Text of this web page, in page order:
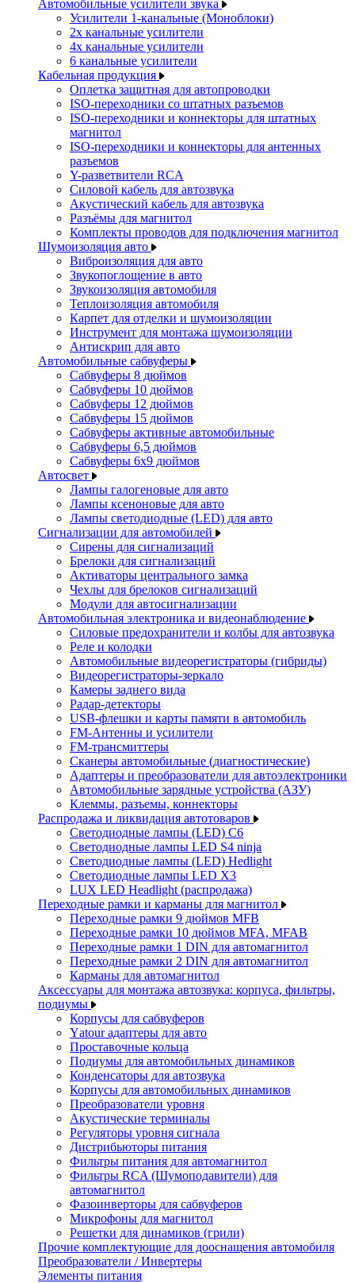
Автомобильные усилители звука
Усилители 1-канальные (Моноблоки)
2х канальные усилители
4х канальные усилители
6 канальные усилители
Кабельная продукция
Оплетка защитная для автопроводки
ISO-переходники со штатных разъемов
ISO-переходники и коннекторы для штатных
магнитол
ISO-переходники и коннекторы для антенных
разъемов
Y-разветвители RCA
Силовой кабель для автозвука
Акустический кабель для автозвука
Разъёмы для магнитол
Комплекты проводов для подключения магнитол
Шумоизоляция авто
Виброизоляция для авто
Звукопоглощение в авто
Звукоизоляция автомобиля
Теплоизоляция автомобиля
Карпет для отделки и шумоизоляции
Инструмент для монтажа шумоизоляции
Антискрип для авто
Автомобильные сабвуферы
Сабвуферы 8 дюймов
Сабвуферы 10 дюймов
Сабвуферы 12 дюймов
Сабвуферы 15 дюймов
Сабвуферы активные автомобильные
Сабвуферы 6,5 дюймов
Сабвуферы 6x9 дюймов
Автосвет
Лампы галогеновые для авто
Лампы ксеноновые для авто
Лампы светодиодные (LED) для авто
Сигнализации для автомобилей
Сирены для сигнализаций
Брелоки для сигнализаций
Активаторы центрального замка
Чехлы для брелоков сигнализаций
Модули для автосигнализации
Автомобильная электроника и видеонаблюдение
Силовые предохранители и колбы для автозвука
Реле и колодки
Автомобильные видеорегистраторы (гибриды)
Видеорегистраторы-зеркало
Камеры заднего вида
Радар-детекторы
USB-флешки и карты памяти в автомобиль
FM-Антенны и усилители
FM-трансмиттеры
Сканеры автомобильные (диагностические)
Адаптеры и преобразователи для автоэлектроники
Автомобильные зарядные устройства (АЗУ)
Клеммы, разъемы, коннекторы
Распродажа и ликвидация автотоваров
Светодиодные лампы (LED) C6
Светодиодные лампы LED S4 ninja
Светодиодные лампы (LED) Hedlight
Светодиодные лампы LED X3
LUX LED Headlight (распродажа)
Переходные рамки и карманы для магнитол
Переходные рамки 9 дюймов MFB
Переходные рамки 10 дюймов MFA, MFAB
Переходные рамки 1 DIN для автомагнитол
Переходные рамки 2 DIN для автомагнитол
Карманы для автомагнитол
Аксессуары для монтажа автозвука: корпуса, фильтры,
подиумы
Корпусы для сабвуферов
Yаtour адаптеры для авто
Проставочные кольца
Подиумы для автомобильных динамиков
Конденсаторы для автозвука
Корпусы для автомобильных динамиков
Преобразователи уровня
Акустические терминалы
Регуляторы уровня сигнала
Дистрибьюторы питания
Фильтры питания для автомагнитол
Фильтры RCA (Шумоподавители) для
автомагнитол
Фазоинверторы для сабвуферов
Микрофоны для магнитол
Решетки для динамиков (грили)
Прочие комплектующие для дооснащения автомобиля
Преобразователи / Инвертеры
Элементы питания